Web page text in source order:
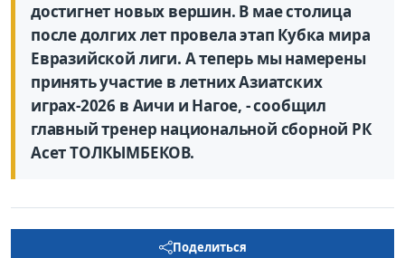
достигнет новых вершин. В мае столица
после долгих лет провела этап Кубка мира
Евразийской лиги. А теперь мы намерены
принять участие в летних Азиатских
играх-2026 в Аичи и Нагое, - сообщил
главный тренер национальной сборной РК
Асет ТОЛКЫМБЕКОВ.
Поделиться